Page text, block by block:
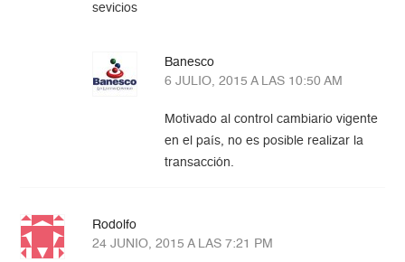
sevicios
Banesco
6 JULIO, 2015 A LAS 10:50 AM
Motivado al control cambiario vigente
en el país, no es posible realizar la
transacción.
Rodolfo
24 JUNIO, 2015 A LAS 7:21 PM